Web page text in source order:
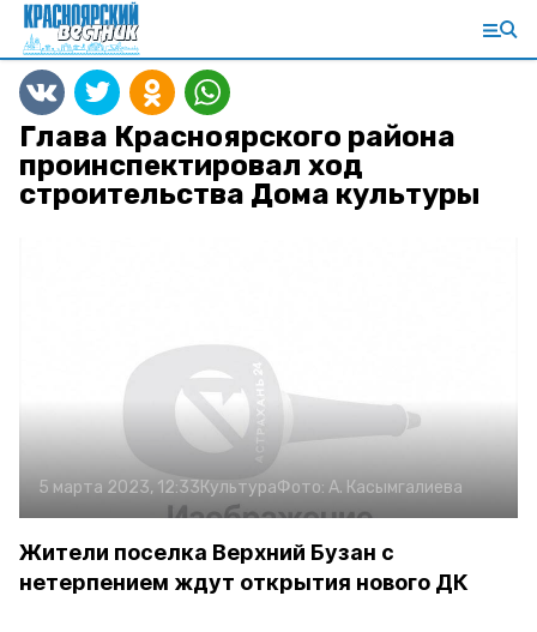
Глава Красноярского района
проинспектировал ход
строительства Дома культуры
5 марта 2023, 12:33КультураФото: А. Касымгалиева
Жители поселка Верхний Бузан с
нетерпением ждут открытия нового ДК